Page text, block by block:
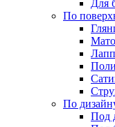
Для
По
По
Под